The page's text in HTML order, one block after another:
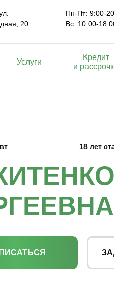
Услуги
20
Пн-Пт: 9:00-
Вс: 10:00-
Кредит
и
18 лет